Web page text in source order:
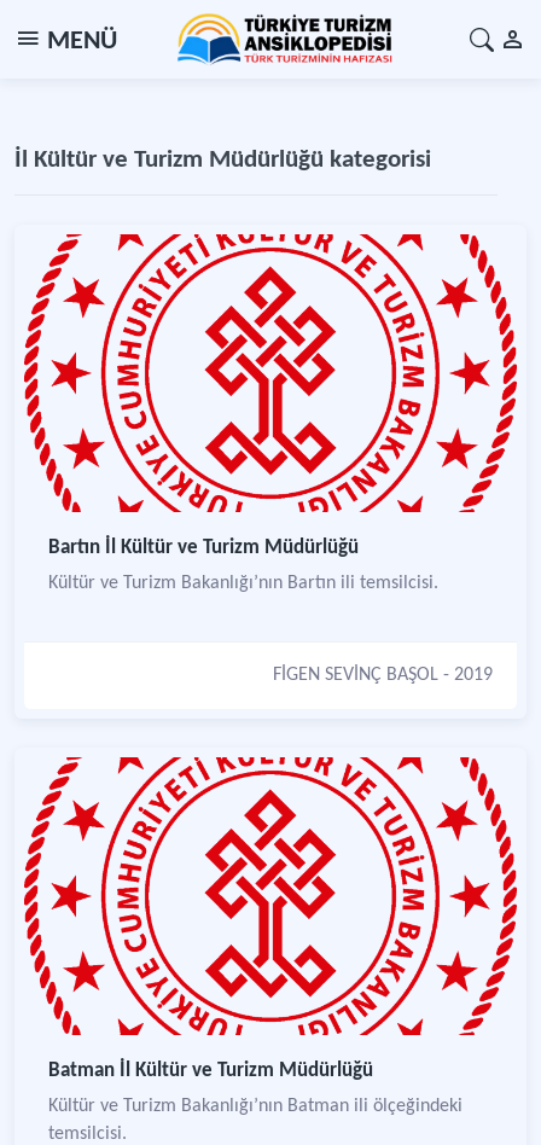
MENÜ
İl Kültür ve Turizm Müdürlüğü kategorisi
Bartın İl Kültür ve Turizm Müdürlüğü
Kültür ve Turizm Bakanlığı’nın Bartın ili temsilcisi.
FİGEN SEVİNÇ BAŞOL - 2019
Batman İl Kültür ve Turizm Müdürlüğü
Kültür ve Turizm Bakanlığı’nın Batman ili ölçeğindeki
temsilcisi.